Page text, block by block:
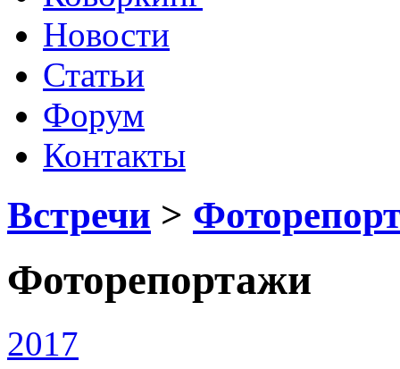
Новости
Статьи
Форум
Контакты
Встречи >
Фоторепортажи
2017